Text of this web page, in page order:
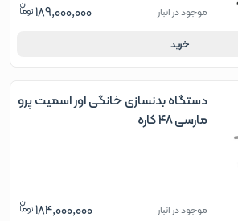
موجود در انبار 189,000,000
خرید
دستگاه بدنسازی خانگی اور اسمیت پرو
مارسی ۴۸ کاره
موجود در انبار 184,000,000